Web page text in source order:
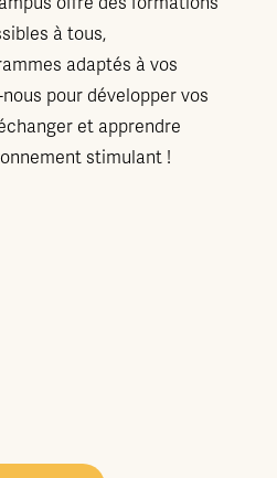
à tous,
adaptés à vos
pour développer vos
et apprendre
stimulant !